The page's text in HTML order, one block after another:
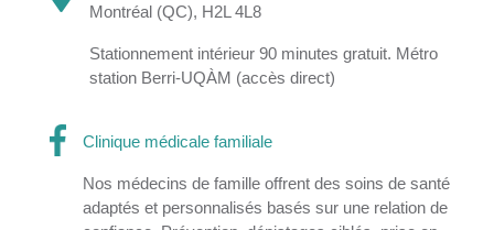
Montréal (QC), H2L 4L8
Stationnement intérieur 90 minutes gratuit. Métro
station Berri-UQÀM (accès direct)
Clinique médicale familiale
Nos médecins de famille offrent des soins de santé
adaptés et personnalisés basés sur une relation de